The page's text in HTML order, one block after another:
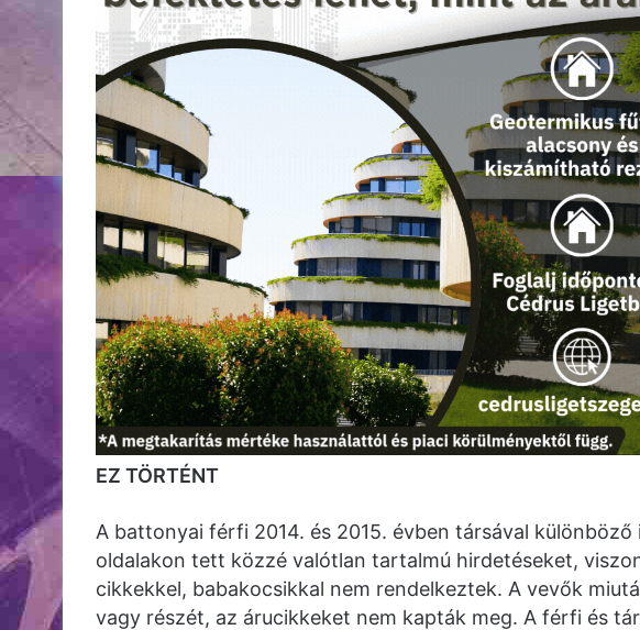
EZ TÖRTÉNT
A battonyai férfi 2014. és 2015. évben társával
oldalakon tett közzé valótlan tartalmú hirdetéseket,
cikkekkel, babakocsikkal nem rendelkeztek. A vevők
vagy részét, az árucikkeket nem kapták meg. A férfi és